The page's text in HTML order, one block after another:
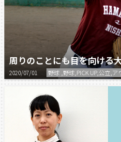
周りのことにも目を向ける
2020/07/01 野球 ,野球,PICK UP,公立,